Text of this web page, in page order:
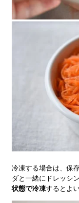
冷凍する場合は、保
ダと一緒にドレッシ
状態で冷凍するとよ